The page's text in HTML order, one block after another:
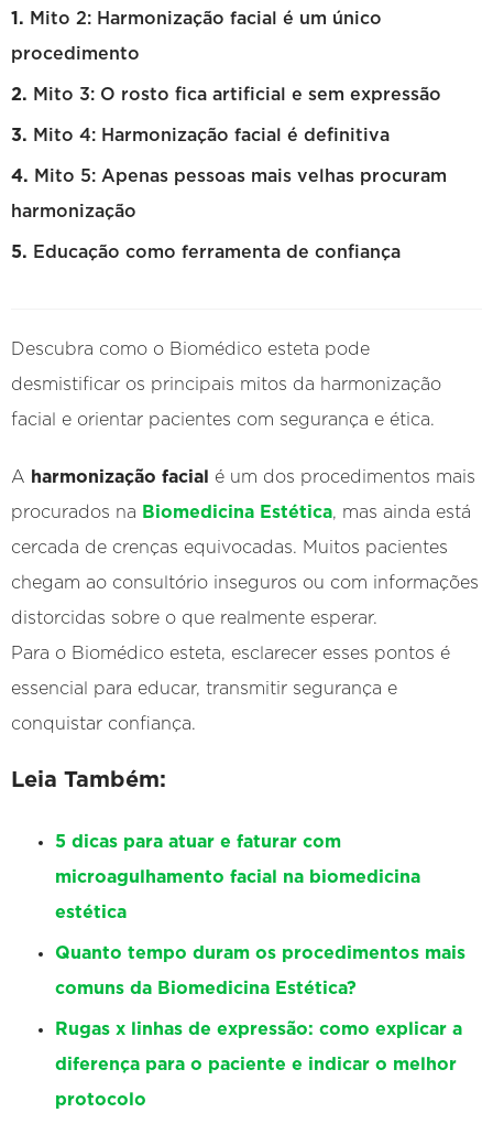
Mito 2: Harmonização facial é um único
procedimento
Mito 3: O rosto fica artificial e sem expressão
Mito 4: Harmonização facial é definitiva
Mito 5: Apenas pessoas mais velhas procuram
harmonização
Educação como ferramenta de confiança
Descubra como o Biomédico esteta pode
desmistificar os principais mitos da harmonização
facial e orientar pacientes com segurança e ética.
A harmonização facial
é um dos procedimentos mais
procurados na Biomedicina Estética, mas ainda está
cercada de crenças equivocadas. Muitos pacientes
chegam ao consultório inseguros ou com informações
distorcidas sobre o que realmente esperar.
Para o Biomédico esteta, esclarecer esses pontos é
essencial para educar, transmitir segurança e
conquistar confiança.
Leia Também:
5 dicas para atuar e faturar com
microagulhamento facial na biomedicina
estética
Quanto tempo duram os procedimentos mais
comuns da Biomedicina Estética?
Rugas x linhas de expressão: como explicar a
diferença para o paciente e indicar o melhor
protocolo